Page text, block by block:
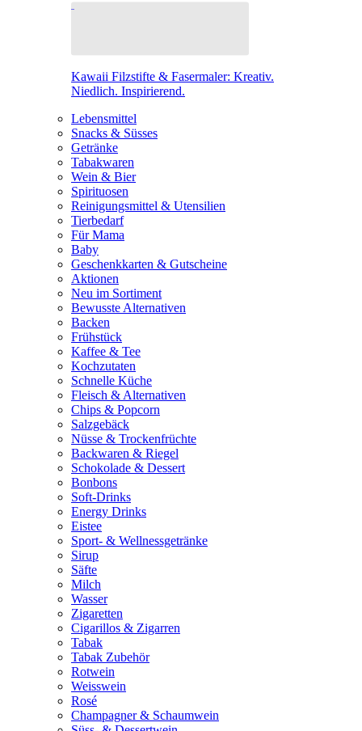
Kawaii Filzstifte & Fasermaler: Kreativ.
Niedlich. Inspirierend.
Lebensmittel
Snacks & Süsses
Getränke
Tabakwaren
Wein & Bier
Spirituosen
Reinigungsmittel & Utensilien
Tierbedarf
Für Mama
Baby
Geschenkkarten & Gutscheine
Aktionen
Neu im Sortiment
Bewusste Alternativen
Backen
Frühstück
Kaffee & Tee
Kochzutaten
Schnelle Küche
Fleisch & Alternativen
Chips & Popcorn
Salzgebäck
Nüsse & Trockenfrüchte
Backwaren & Riegel
Schokolade & Dessert
Bonbons
Soft-Drinks
Energy Drinks
Eistee
Sport- & Wellnessgetränke
Sirup
Säfte
Milch
Wasser
Zigaretten
Cigarillos & Zigarren
Tabak
Tabak Zubehör
Rotwein
Weisswein
Rosé
Champagner & Schaumwein